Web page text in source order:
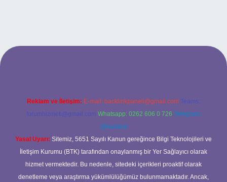
opera bet giriş
Reklam ve İletişim: E-mail: backlinkpaneli@gmail.com Teams:
forumhizmeti@gmail.com Whatsapp: 0262 606 0 726 Telegram:
@karabul
Yasal Uyarı: Sitemiz, 5651 Sayılı Kanun gereğince Bilgi Teknolojileri ve
İletişim Kurumu (BTK) tarafından onaylanmış bir Yer Sağlayıcı olarak
hizmet vermektedir. Bu nedenle, sitedeki içerikleri proaktif olarak
denetleme veya araştırma yükümlülüğümüz bulunmamaktadır. Ancak,